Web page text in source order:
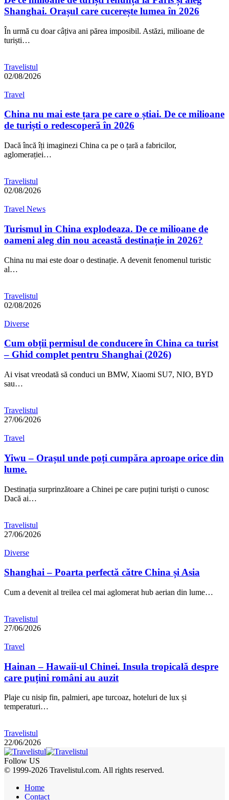
Shanghai. Orașul care cucerește lumea în 2026
În urmă cu doar câțiva ani părea imposibil. Astăzi, milioane de
turiști…
Travelistul
02/08/2026
Travel
China nu mai este țara pe care o știai. De ce milioane
de turiști o redescoperă în 2026
Dacă încă îți imaginezi China ca pe o țară a fabricilor,
aglomerației…
Travelistul
02/08/2026
Travel News
Turismul in China explodeaza. De ce milioane de
oameni aleg din nou această destinație in 2026?
China nu mai este doar o destinație. A devenit fenomenul turistic
al…
Travelistul
02/08/2026
Diverse
Cum obții permisul de conducere în China ca turist
– Ghid complet pentru Shanghai (2026)
Ai visat vreodată să conduci un BMW, Xiaomi SU7, NIO, BYD
sau…
Travelistul
27/06/2026
Travel
Yiwu – Orașul unde poți cumpăra aproape orice din
lume.
Destinația surprinzătoare a Chinei pe care puțini turiști o cunosc
Dacă ai…
Travelistul
27/06/2026
Diverse
Shanghai – Poarta perfectă către China și Asia
Cum a devenit al treilea cel mai aglomerat hub aerian din lume…
Travelistul
27/06/2026
Travel
Hainan – Hawaii-ul Chinei. Insula tropicală despre
care puțini români au auzit
Plaje cu nisip fin, palmieri, ape turcoaz, hoteluri de lux și
temperaturi…
Travelistul
22/06/2026
Follow US
© 1999-2026 Travelistul.com. All rights reserved.
Home
Contact